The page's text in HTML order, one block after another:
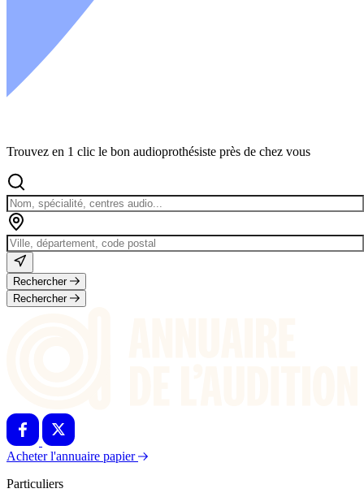
Trouvez en 1 clic le bon audioprothésiste près de chez vous
Rechercher
Rechercher
Acheter l'annuaire papier
Particuliers